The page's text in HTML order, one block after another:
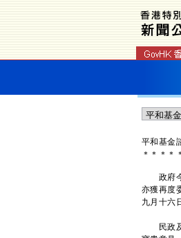
平和基金
＊ ＊ ＊ ＊
政府今
亦獲再度
九月十六
民政及